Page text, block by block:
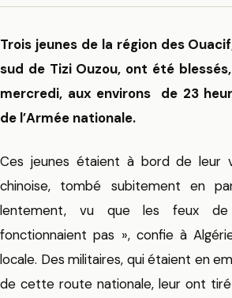
Trois jeunes de la région des
sud de Tizi Ouzou, ont été
mercredi, aux environs de 23
de l’Armée nationale.
Ces jeunes étaient à bord de leur
chinoise, tombé subitement en
lentement, vu que les feux
fonctionnaient pas », confie à
locale. Des militaires, qui étaient en
de cette route nationale, leur ont